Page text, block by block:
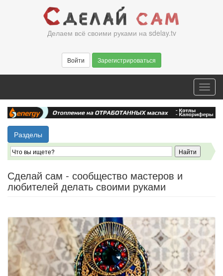
Делаем всё своими руками на sdelay.tv
Войти Зарегистрироваться
Разделы
Сделай сам - сообщество мастеров и
любителей делать своими руками